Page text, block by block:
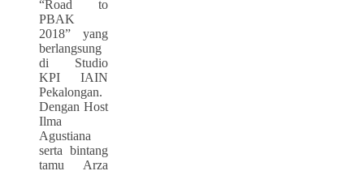
“Road to
PBAK
2018” yang
berlangsung
di Studio
KPI IAIN
Pekalongan.
Dengan Host
Ilma
Agustiana
serta bintang
tamu Arza